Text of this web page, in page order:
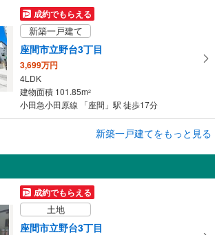
成約でもらえる
新築一戸建て
座間市立野台3丁目
3,699万円
4LDK
建物面積 101.85m2
小田急小田原線 「座間」駅 徒歩17分
3,699万円
4LDK
建物面積 101.85m
小田急小田原線 「座間」駅 徒歩20分
新築一戸建てをもっと見る
成約でもらえる
土地
座間市立野台3丁目